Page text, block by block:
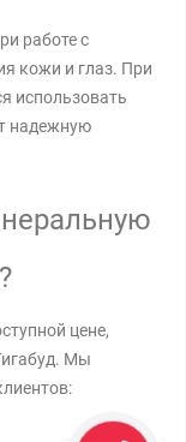
работе с
кожи и глаз. При
использовать
надежную
цене,
Мы